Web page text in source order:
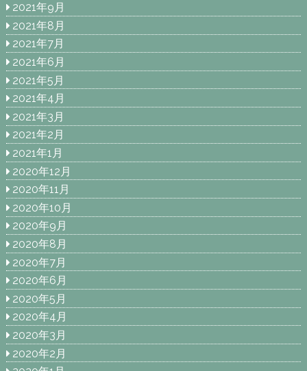
2021年9月
2021年8月
2021年7月
2021年6月
2021年5月
2021年4月
2021年3月
2021年2月
2021年1月
2020年12月
2020年11月
2020年10月
2020年9月
2020年8月
2020年7月
2020年6月
2020年5月
2020年4月
2020年3月
2020年2月